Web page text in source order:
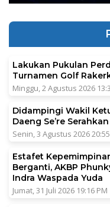
Lakukan Pukulan
Turnamen Golf
Minggu, 2 Agustus 2026
Didampingi Wakil
Daeng Se’re
Senin, 3 Agustus 2026
Estafet
Berganti, AKBP
Indra Waspada Yuda
Jumat, 31 Juli 2026 19:16 PM